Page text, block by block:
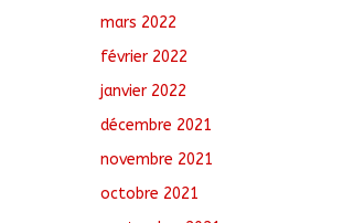
mars 2022
février 2022
janvier 2022
décembre 2021
novembre 2021
octobre 2021